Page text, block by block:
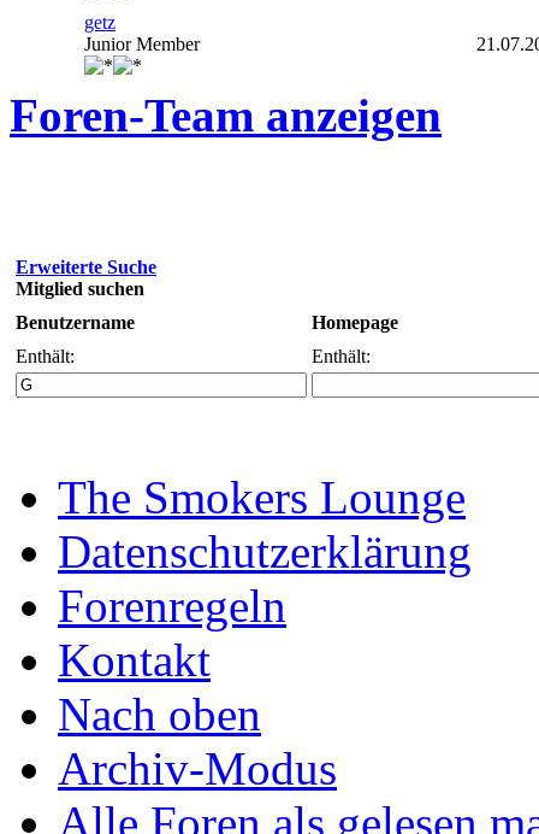
getz
Junior Member
Foren-Team anzeigen
Erweiterte Suche
Mitglied suchen
Benutzername
Homepage
Enthält:
Enthält:
The Smokers Lounge
Datenschutzerklärung
Forenregeln
Kontakt
Nach oben
Archiv-Modus
Alle Foren als gelesen